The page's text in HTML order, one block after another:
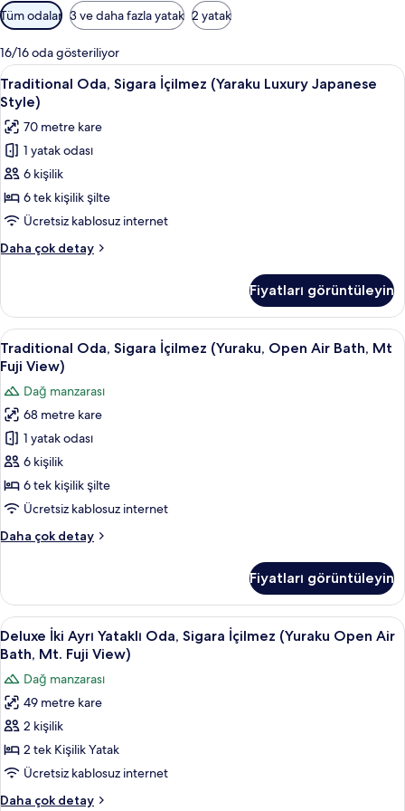
e
r
Odalar
için
mevcut
filtreler
Tüm odalar 3 ve daha fazla yatak 2 yatak
16/16 oda gösteriliyor
Traditional
Oda,
Sigara
İçilmez
(Yaraku
Luxury
Japanese
Style)
için
tüm
görün
Traditional Oda, Sigara İçilmez
11
Traditional Oda, Sigara İçilmez (Yaraku Luxury Japanese
Style)
70 metre kare
1 yatak odası
6 kişilik
6 tek kişilik şilte
Ücretsiz kablosuz internet
Daha çok detay
Traditional
(Yaraku
Luxury
Japanese
Style)
hakkında
daha
fazla
detay
Fiyatları görüntüleyin
Traditional
Oda,
Sigara
İçilmez
(Yuraku,
Open
Air
Bath,
Mt
View)
fotoğrafları
görün
Traditional Oda, Sigara İçilmez
18
Traditional Oda, Sigara İçilmez (Yuraku, Open Air Bath, Mt
Fuji View)
Dağ manzarası
68 metre kare
1 yatak odası
6 kişilik
6 tek kişilik şilte
Ücretsiz kablosuz internet
Daha çok detay
Traditional
(Yuraku,
Open
Air
Bath,
Fuji
View)
hakkında
daha
fazla
detay
Fiyatları görüntüleyin
Deluxe
İki
Yataklı
Oda,
Sigara
İçilmez
(Yuraku
Open
Deluxe İki Ayrı Yataklı Oda, Sigara
11
Deluxe İki Ayrı Yataklı Oda, Sigara İçilmez (Yuraku Open Air
Bath, Mt. Fuji View)
Dağ manzarası
49 metre kare
2 kişilik
2 tek Kişilik Yatak
Ücretsiz kablosuz internet
Daha çok detay
Deluxe